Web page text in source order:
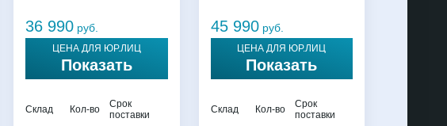
36 990 руб.
ЦЕНА ДЛЯ ЮР.ЛИЦ
Показать
Склад Кол-во
Срок
поставки
45 990руб.
ЦЕНА ДЛЯ ЮР.ЛИЦ
Показать
Склад Кол-во
Срок
поставки